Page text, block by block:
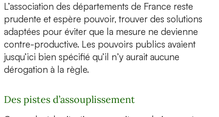
L’association des départements de France reste
prudente et espère pouvoir, trouver des solutions
adaptées pour éviter que la mesure ne devienne
contre-productive. Les pouvoirs publics avaient
jusqu’ici bien spécifié qu’il n’y aurait aucune
dérogation à la règle.
Des pistes d’assouplissement